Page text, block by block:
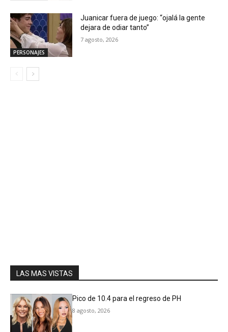
PERSONAJES
Juanicar fuera de juego: “ojalá la gente
dejara de odiar tanto”
7 agosto, 2026
LAS MAS VISTAS
Pico de 10.4 para el regreso de PH
8 agosto, 2026